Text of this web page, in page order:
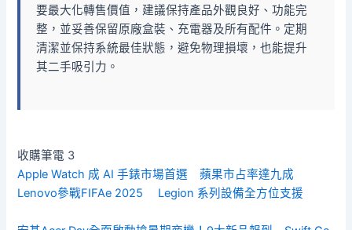
要最大化轉售價值，建議保持產品外觀良好、功能完
整，並妥善保留原廠盒裝、充電器及所有配件。定期
清潔並保持系統最佳狀態，避免物理損壞，也能提升
其二手吸引力。
收購筆電 3
Apple Watch 成 AI 手錶市場首選 蘋果市占率達九成
Lenovo參戰FIFAe 2025 Legion 系列設備全方位支援